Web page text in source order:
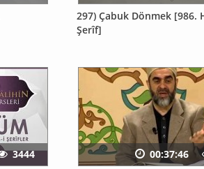
297) Çabuk Dönmek [986.
Şerîf]
3444 00:37:46